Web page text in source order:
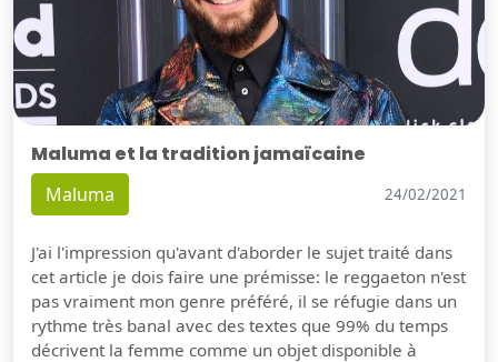
Maluma et la tradition jamaïcaine
Maluma 24/02/2021
J'ai l'impression qu'avant d'aborder le sujet traité dans
cet article je dois faire une prémisse: le reggaeton n'est
pas vraiment mon genre préféré, il se réfugie dans un
rythme très banal avec des textes que 99% du temps
décrivent la femme comme un objet disponible à